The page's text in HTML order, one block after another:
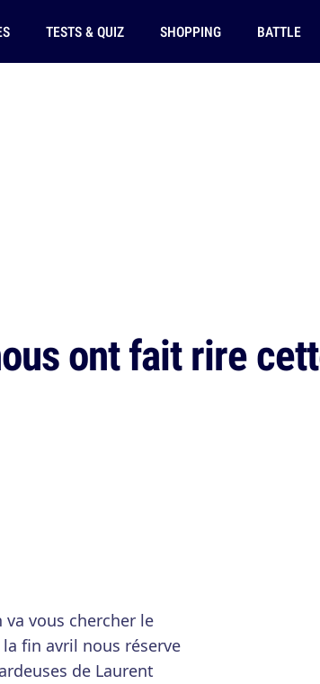
TESTS & QUIZ SHOPPING BATTLE
ont fait rire
va vous chercher le
fin avril nous réserve
de Laurent